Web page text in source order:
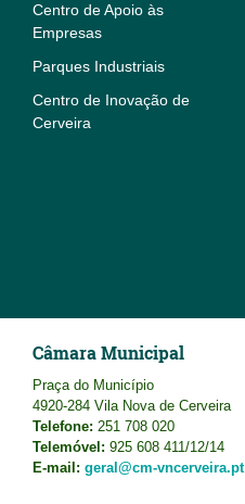
Centro de Apoio às
Empresas
Parques Industriais
Centro de Inovação de
Cerveira
Câmara Municipal
Praça do Município
4920-284 Vila Nova de Cerveira
Telefone: 251 708 020
Telemóvel: 925 608 411/12/14
E-mail: geral@cm-vncerveira.pt